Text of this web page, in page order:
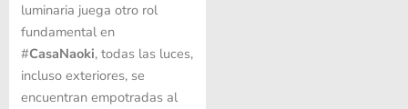
luminaria juega otro rol
fundamental en
#CasaNaoki, todas las luces,
incluso exteriores, se
encuentran empotradas al